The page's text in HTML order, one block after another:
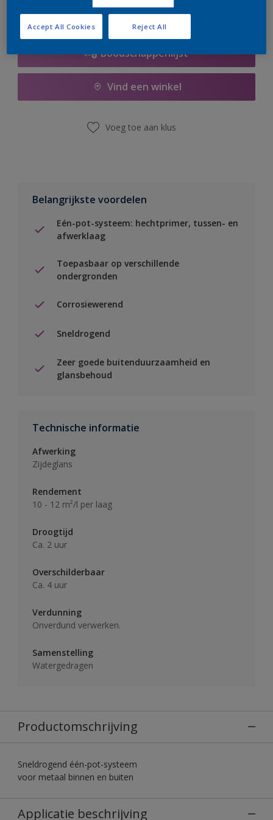
Boodschappenlijst
Vind een winkel
Voeg toe aan klus
Belangrijkste voordelen
Eén-pot-systeem: hechtprimer, tussen- en
afwerklaag
Toepasbaar op verschillende
ondergronden
Corrosiewerend
Sneldrogend
Zeer goede buitenduurzaamheid en
glansbehoud
Technische informatie
Afwerking
Zijdeglans
Rendement
10 - 12 m²/l per laag
Droogtijd
Ca. 2 uur
Overschilderbaar
Ca. 4 uur
Verdunning
Onverdund verwerken.
Samenstelling
Watergedragen
Productomschrijving
Sneldrogend één-pot-systeem
voor metaal binnen en buiten
Applicatie beschrijving
Reject All
Accept All Cookies